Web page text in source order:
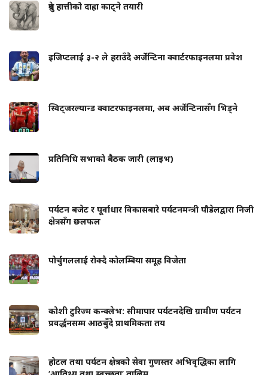
ध्रुवे हात्तीको दाह्रा काट्ने तयारी
इजिप्टलाई ३-२ ले हराउँदै अर्जेन्टिना क्वार्टरफाइनलमा प्रवेश
स्विट्जरल्यान्ड क्वाटरफाइनलमा, अब अर्जेन्टिनासँग भिड्ने
प्रतिनिधि सभाको बैठक जारी (लाइभ)
पर्यटन बजेट र पूर्वाधार विकासबारे पर्यटनमन्त्री पौडेलद्वारा निजी
क्षेत्रसँग छलफल
पोर्चुगललाई रोक्दै कोलम्बिया समूह विजेता
कोशी टुरिज्म कन्क्लेभ: सीमापार पर्यटनदेखि ग्रामीण पर्यटन
प्रवर्द्धनसम्म आठबुँदे प्राथमिकता तय
होटल तथा पर्यटन क्षेत्रको सेवा गुणस्तर अभिवृद्धिका लागि